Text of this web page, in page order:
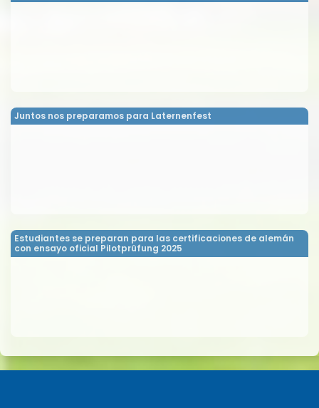
Juntos nos preparamos para Laternenfest
Estudiantes se preparan para las certificaciones de alemán
con ensayo oficial Pilotprüfung 2025